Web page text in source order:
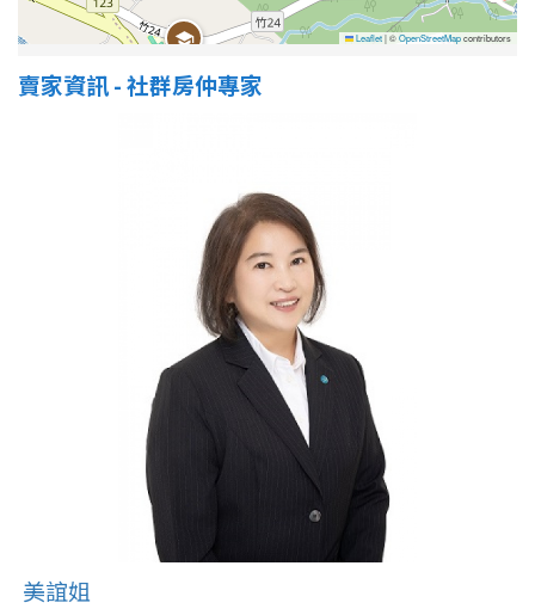
40 年以上
Leaflet|©OpenStreetMapcontributors
賣家資訊 - 社群房仲專家
美誼姐